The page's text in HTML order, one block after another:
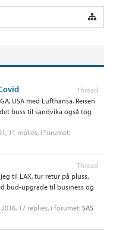
Thread
USA med Lufthansa. Reisen
buss til sandvika også tog
, 11 replies, i forumet:
Thread
til LAX, tur retur på pluss.
bud-upgrade til business og
, 17 replies, i forumet: SAS